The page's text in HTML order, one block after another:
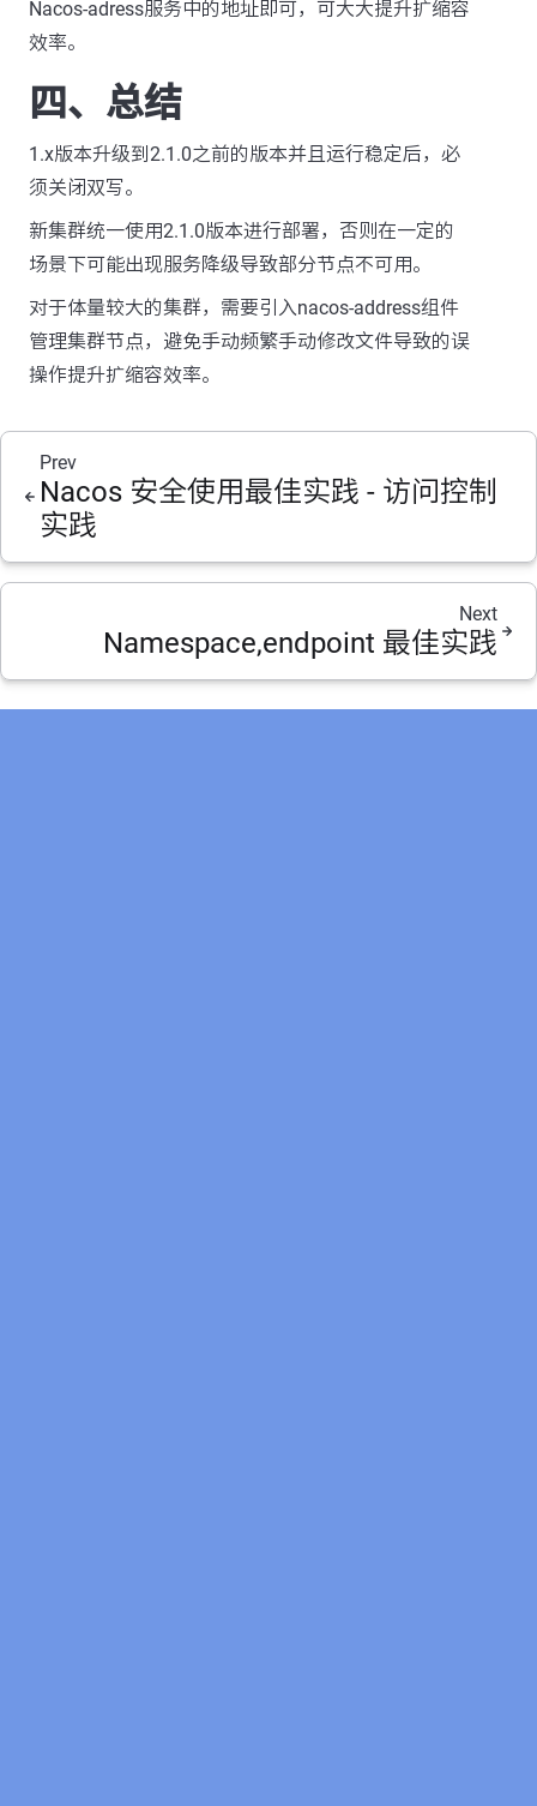
Nacos-adress服务中的地址即可，可大大提升扩缩容
效率。
四、总结
1.x版本升级到2.1.0之前的版本并且运行稳定后，必
须关闭双写。
新集群统一使用2.1.0版本进行部署，否则在一定的
场景下可能出现服务降级导致部分节点不可用。
对于体量较大的集群，需要引入nacos-address组件
管理集群节点，避免手动频繁手动修改文件导致的误
操作提升扩缩容效率。
Prev
Nacos 安全使用最佳实践 - 访问控制
实践
Next
Namespace,endpoint 最佳实践